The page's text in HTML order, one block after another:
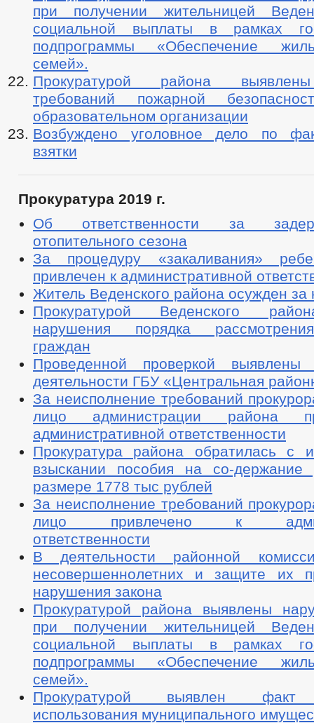
при получении жительницей
социальной выплаты в рамках
подпрограммы «Обеспечение
семей».
Прокуратурой района
требований пожарной
образовательном организации
Возбуждено уголовное дело по
взятки
Прокуратура 2019 г.
Об ответственности за
отопительного сезона
За процедуру «закаливания»
привлечен к административной
Житель Веденского района осужден за
Прокуратурой Веденского
нарушения порядка
граждан
Проведенной проверкой
деятельности ГБУ «Центральная
За неисполнение требований
лицо администрации района
административной ответственности
Прокуратура района обратилась с
взыскании пособия на со-держание
размере 1778 тыс рублей
За неисполнение требований
лицо привлечено к
ответственности
В деятельности районной
несовершеннолетних и защите их
нарушения закона
Прокуратурой района выявлены
при получении жительницей
социальной выплаты в рамках
подпрограммы «Обеспечение
семей».
Прокуратурой выявлен факт
использования муниципального